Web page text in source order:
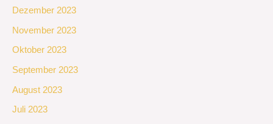
Dezember 2023
November 2023
Oktober 2023
September 2023
August 2023
Juli 2023